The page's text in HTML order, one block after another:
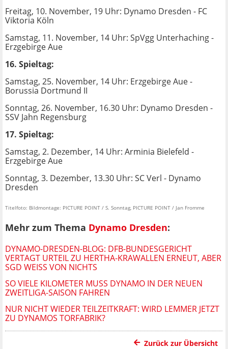
Freitag, 10. November, 19 Uhr: Dynamo Dresden - FC
Viktoria Köln
Samstag, 11. November, 14 Uhr: SpVgg Unterhaching -
Erzgebirge Aue
16. Spieltag:
Samstag, 25. November, 14 Uhr: Erzgebirge Aue -
Borussia Dortmund II
Sonntag, 26. November, 16.30 Uhr: Dynamo Dresden -
SSV Jahn Regensburg
17. Spieltag:
Samstag, 2. Dezember, 14 Uhr: Arminia Bielefeld -
Erzgebirge Aue
Sonntag, 3. Dezember, 13.30 Uhr: SC Verl - Dynamo
Dresden
Titelfoto: Bildmontage: PICTURE POINT / S. Sonntag, PICTURE POINT / Jan Fromme
Mehr zum Thema Dynamo Dresden:
DYNAMO-DRESDEN-BLOG: DFB-BUNDESGERICHT
VERTAGT URTEIL ZU HERTHA-KRAWALLEN ERNEUT, ABER
SGD WEISS VON NICHTS
SO VIELE KILOMETER MUSS DYNAMO IN DER NEUEN
ZWEITLIGA-SAISON FAHREN
NUR NICHT WIEDER TEILZEITKRAFT: WIRD LEMMER JETZT
ZU DYNAMOS TORFABRIK?
Zurück zur Übersicht